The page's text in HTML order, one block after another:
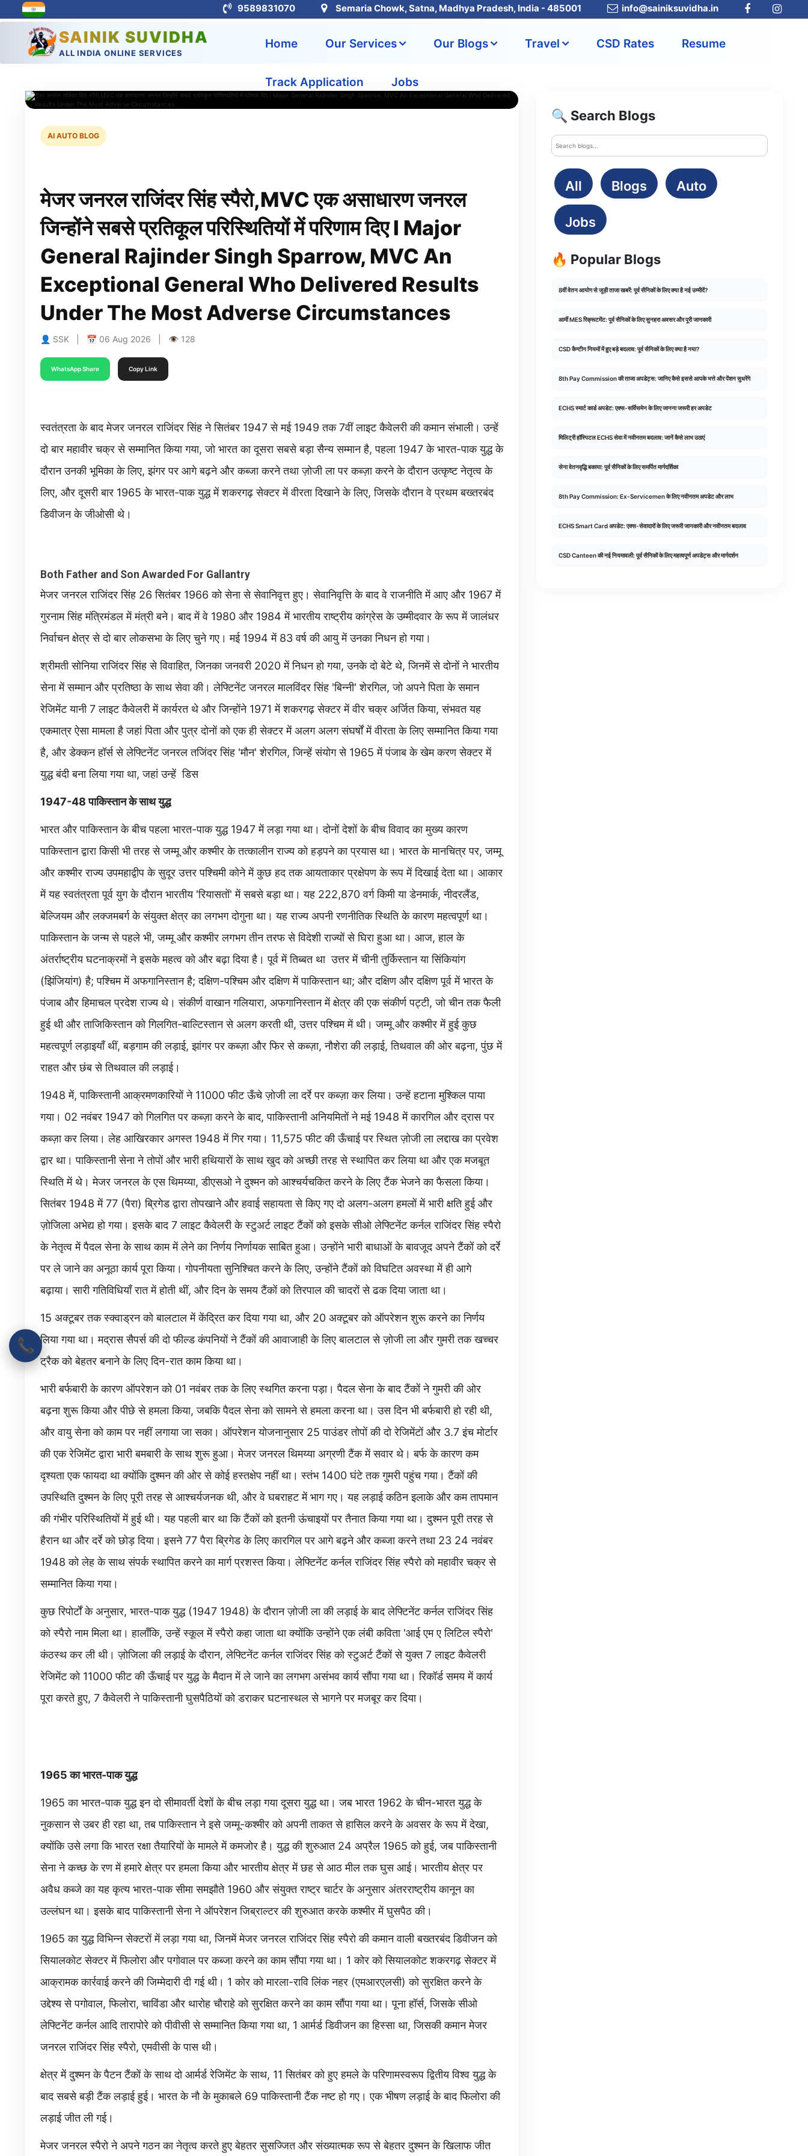
9589831070 Semaria Chowk, Satna, Madhya Pradesh, India - 485001 info@sainiksuvidha.in
SAINIK SUVIDHA
ALL INDIA ONLINE SERVICES
Home Our Services Our Blogs Travel CSD Rates Resume
Track Application Jobs
AI AUTO BLOG
मेजर जनरल राजिंदर सिंह स्पैरो,MVC एक असाधारण जनरल
जिन्होंने सबसे प्रतिकूल परिस्थितियों में परिणाम दिए I Major
General Rajinder Singh Sparrow, MVC An
Exceptional General Who Delivered Results
Under The Most Adverse Circumstances
👤 SSK | 📅 06 Aug 2026 | 👁 128
WhatsApp Share Copy Link
स्वतंत्रता के बाद मेजर जनरल राजिंदर सिंह ने सितंबर 1947 से मई 1949 तक 7वीं लाइट कैवेलरी की कमान संभाली। उन्हें
दो बार महावीर चक्र से सम्मानित किया गया, जो भारत का दूसरा सबसे बड़ा सैन्य सम्मान है, पहला 1947 के भारत-पाक युद्ध के
दौरान उनकी भूमिका के लिए, झंगर पर आगे बढ़ने और कब्जा करने तथा ज़ोजी ला पर कब्ज़ा करने के दौरान उत्कृष्ट नेतृत्व के
लिए, और दूसरी बार 1965 के भारत-पाक युद्ध में शकरगढ़ सेक्टर में वीरता दिखाने के लिए, जिसके दौरान वे प्रथम बख्तरबंद
डिवीजन के जीओसी थे।
Both Father and Son Awarded For Gallantry
मेजर जनरल राजिंदर सिंह 26 सितंबर 1966 को सेना से सेवानिवृत्त हुए। सेवानिवृत्ति के बाद वे राजनीति में आए और 1967 में
गुरनाम सिंह मंत्रिमंडल में मंत्री बने। बाद में वे 1980 और 1984 में भारतीय राष्ट्रीय कांग्रेस के उम्मीदवार के रूप में जालंधर
निर्वाचन क्षेत्र से दो बार लोकसभा के लिए चुने गए। मई 1994 में 83 वर्ष की आयु में उनका निधन हो गया।
श्रीमती सोनिया राजिंदर सिंह से विवाहित, जिनका जनवरी 2020 में निधन हो गया, उनके दो बेटे थे, जिनमें से दोनों ने भारतीय
सेना में सम्मान और प्रतिष्ठा के साथ सेवा की। लेफ्टिनेंट जनरल मालविंदर सिंह 'बिन्नी' शेरगिल, जो अपने पिता के समान
रेजिमेंट यानी 7 लाइट कैवेलरी में कार्यरत थे और जिन्होंने 1971 में शकरगढ़ सेक्टर में वीर चक्र अर्जित किया, संभवत यह
एकमात्र ऐसा मामला है जहां पिता और पुत्र दोनों को एक ही सेक्टर में अलग अलग संघर्षों में वीरता के लिए सम्मानित किया गया
है, और डेक्कन हॉर्स से लेफ्टिनेंट जनरल तजिंदर सिंह 'मौन' शेरगिल, जिन्हें संयोग से 1965 में पंजाब के खेम करण सेक्टर में
युद्ध बंदी बना लिया गया था, जहां उन्हें डिस
1947-48 पाकिस्तान के साथ युद्ध
भारत और पाकिस्तान के बीच पहला भारत-पाक युद्ध 1947 में लड़ा गया था। दोनों देशों के बीच विवाद का मुख्य कारण
पाकिस्तान द्वारा किसी भी तरह से जम्मू और कश्मीर के तत्कालीन राज्य को हड़पने का प्रयास था। भारत के मानचित्र पर, जम्मू
और कश्मीर राज्य उपमहाद्वीप के सुदूर उत्तर पश्चिमी कोने में कुछ हद तक आयताकार प्रक्षेपण के रूप में दिखाई देता था। आकार
में यह स्वतंत्रता पूर्व युग के दौरान भारतीय 'रियासतों' में सबसे बड़ा था। यह 222,870 वर्ग किमी या डेनमार्क, नीदरलैंड,
बेल्जियम और लक्जमबर्ग के संयुक्त क्षेत्र का लगभग दोगुना था। यह राज्य अपनी रणनीतिक स्थिति के कारण महत्वपूर्ण था।
पाकिस्तान के जन्म से पहले भी, जम्मू और कश्मीर लगभग तीन तरफ से विदेशी राज्यों से घिरा हुआ था। आज, हाल के
अंतर्राष्ट्रीय घटनाक्रमों ने इसके महत्व को और बढ़ा दिया है। पूर्व में तिब्बत था उत्तर में चीनी तुर्किस्तान या सिंकियांग
(झिंजियांग) है; पश्चिम में अफगानिस्तान है; दक्षिण-पश्चिम और दक्षिण में पाकिस्तान था; और दक्षिण और दक्षिण पूर्व में भारत के
पंजाब और हिमाचल प्रदेश राज्य थे। संकीर्ण वाखान गलियारा, अफगानिस्तान में क्षेत्र की एक संकीर्ण पट्टी, जो चीन तक फैली
हुई थी और ताजिकिस्तान को गिलगित-बाल्टिस्तान से अलग करती थी, उत्तर पश्चिम में थी। जम्मू और कश्मीर में हुई कुछ
महत्वपूर्ण लड़ाइयाँ थीं, बड़गाम की लड़ाई, झांगर पर कब्ज़ा और फिर से कब्ज़ा, नौशेरा की लड़ाई, तिथवाल की ओर बढ़ना, पुंछ में
राहत और छंब से तिथवाल की लड़ाई।
1948 में, पाकिस्तानी आक्रमणकारियों ने 11000 फीट ऊँचे ज़ोजी ला दर्रे पर कब्ज़ा कर लिया। उन्हें हटाना मुश्किल पाया
गया। 02 नवंबर 1947 को गिलगित पर कब्ज़ा करने के बाद, पाकिस्तानी अनियमितों ने मई 1948 में कारगिल और द्रास पर
कब्ज़ा कर लिया। लेह आखिरकार अगस्त 1948 में गिर गया। 11,575 फीट की ऊँचाई पर स्थित ज़ोजी ला लद्दाख का प्रवेश
द्वार था। पाकिस्तानी सेना ने तोपों और भारी हथियारों के साथ खुद को अच्छी तरह से स्थापित कर लिया था और एक मजबूत
स्थिति में थे। मेजर जनरल के एस थिमय्या, डीएसओ ने दुश्मन को आश्चर्यचकित करने के लिए टैंक भेजने का फैसला किया।
सितंबर 1948 में 77 (पैरा) ब्रिगेड द्वारा तोपखाने और हवाई सहायता से किए गए दो अलग-अलग हमलों में भारी क्षति हुई और
ज़ोजिला अभेद्य हो गया। इसके बाद 7 लाइट कैवेलरी के स्टुअर्ट लाइट टैंकों को इसके सीओ लेफ्टिनेंट कर्नल राजिंदर सिंह स्पैरो
के नेतृत्व में पैदल सेना के साथ काम में लेने का निर्णय निर्णायक साबित हुआ। उन्होंने भारी बाधाओं के बावजूद अपने टैंकों को दर्रे
पर ले जाने का अनूठा कार्य पूरा किया। गोपनीयता सुनिश्चित करने के लिए, उन्होंने टैंकों को विघटित अवस्था में ही आगे
बढ़ाया। सारी गतिविधियाँ रात में होती थीं, और दिन के समय टैंकों को तिरपाल की चादरों से ढक दिया जाता था।
15 अक्टूबर तक स्क्वाड्रन को बालटाल में केंद्रित कर दिया गया था, और 20 अक्टूबर को ऑपरेशन शुरू करने का निर्णय
लिया गया था। मद्रास सैपर्स की दो फील्ड कंपनियों ने टैंकों की आवाजाही के लिए बालटाल से ज़ोजी ला और गुमरी तक खच्चर
ट्रैक को बेहतर बनाने के लिए दिन-रात काम किया था।
भारी बर्फबारी के कारण ऑपरेशन को 01 नवंबर तक के लिए स्थगित करना पड़ा। पैदल सेना के बाद टैंकों ने गुमरी की ओर
बढ़ना शुरू किया और पीछे से हमला किया, जबकि पैदल सेना को सामने से हमला करना था। उस दिन भी बर्फबारी हो रही थी,
और वायु सेना को काम पर नहीं लगाया जा सका। ऑपरेशन योजनानुसार 25 पाउंडर तोपों की दो रेजिमेंटों और 3.7 इंच मोर्टार
की एक रेजिमेंट द्वारा भारी बमबारी के साथ शुरू हुआ। मेजर जनरल थिमय्या अग्रणी टैंक में सवार थे। बर्फ के कारण कम
दृश्यता एक फायदा था क्योंकि दुश्मन की ओर से कोई हस्तक्षेप नहीं था। स्तंभ 1400 घंटे तक गुमरी पहुंच गया। टैंकों की
उपस्थिति दुश्मन के लिए पूरी तरह से आश्चर्यजनक थी, और वे घबराहट में भाग गए। यह लड़ाई कठिन इलाके और कम तापमान
की गंभीर परिस्थितियों में हुई थी। यह पहली बार था कि टैंकों को इतनी ऊंचाइयों पर तैनात किया गया था। दुश्मन पूरी तरह से
हैरान था और दर्रे को छोड़ दिया। इसने 77 पैरा ब्रिगेड के लिए कारगिल पर आगे बढ़ने और कब्जा करने तथा 23 24 नवंबर
1948 को लेह के साथ संपर्क स्थापित करने का मार्ग प्रशस्त किया। लेफ्टिनेंट कर्नल राजिंदर सिंह स्पैरो को महावीर चक्र से
सम्मानित किया गया।
कुछ रिपोर्टों के अनुसार, भारत-पाक युद्ध (1947 1948) के दौरान ज़ोजी ला की लड़ाई के बाद लेफ्टिनेंट कर्नल राजिंदर सिंह
को स्पैरो नाम मिला था। हालाँकि, उन्हें स्कूल में स्पैरो कहा जाता था क्योंकि उन्होंने एक लंबी कविता 'आई एम ए लिटिल स्पैरो'
कंठस्थ कर ली थी। ज़ोजिला की लड़ाई के दौरान, लेफ्टिनेंट कर्नल राजिंदर सिंह को स्टुअर्ट टैंकों से युक्त 7 लाइट कैवेलरी
रेजिमेंट को 11000 फीट की ऊँचाई पर युद्ध के मैदान में ले जाने का लगभग असंभव कार्य सौंपा गया था। रिकॉर्ड समय में कार्य
पूरा करते हुए, 7 कैवेलरी ने पाकिस्तानी घुसपैठियों को डराकर घटनास्थल से भागने पर मजबूर कर दिया।
1965 का भारत-पाक युद्ध
1965 का भारत-पाक युद्ध इन दो सीमावर्ती देशों के बीच लड़ा गया दूसरा युद्ध था। जब भारत 1962 के चीन-भारत युद्ध के
नुकसान से उबर ही रहा था, तब पाकिस्तान ने इसे जम्मू-कश्मीर को अपनी ताकत से हासिल करने के अवसर के रूप में देखा,
क्योंकि उसे लगा कि भारत रक्षा तैयारियों के मामले में कमजोर है। युद्ध की शुरुआत 24 अप्रैल 1965 को हुई, जब पाकिस्तानी
सेना ने कच्छ के रण में हमारे क्षेत्र पर हमला किया और भारतीय क्षेत्र में छह से आठ मील तक घुस आई। भारतीय क्षेत्र पर
अवैध कब्जे का यह कृत्य भारत-पाक सीमा समझौते 1960 और संयुक्त राष्ट्र चार्टर के अनुसार अंतरराष्ट्रीय कानून का
उल्लंघन था। इसके बाद पाकिस्तानी सेना ने ऑपरेशन जिब्राल्टर की शुरुआत करके कश्मीर में घुसपैठ की।
1965 का युद्ध विभिन्न सेक्टरों में लड़ा गया था, जिनमें मेजर जनरल राजिंदर सिंह स्पैरो की कमान वाली बख्तरबंद डिवीजन को
सियालकोट सेक्टर में फिलोरा और पगोवाल पर कब्जा करने का काम सौंपा गया था। 1 कोर को सियालकोट शकरगढ़ सेक्टर में
आक्रामक कार्रवाई करने की जिम्मेदारी दी गई थी। 1 कोर को मारला-रावि लिंक नहर (एमआरएलसी) को सुरक्षित करने के
उद्देश्य से पगोवाल, फिलोरा, चाविंडा और थारोह चौराहे को सुरक्षित करने का काम सौंपा गया था। पूना हॉर्स, जिसके सीओ
लेफ्टिनेंट कर्नल आदि तारापोरे को पीवीसी से सम्मानित किया गया था, 1 आर्मर्ड डिवीजन का हिस्सा था, जिसकी कमान मेजर
जनरल राजिंदर सिंह स्पैरो, एमवीसी के पास थी।
क्षेत्र में दुश्मन के पैटन टैंकों के साथ दो आर्मर्ड रेजिमेंट के साथ, 11 सितंबर को हुए हमले के परिणामस्वरूप द्वितीय विश्व युद्ध के
बाद सबसे बड़ी टैंक लड़ाई हुई। भारत के नौ के मुकाबले 69 पाकिस्तानी टैंक नष्ट हो गए। एक भीषण लड़ाई के बाद फिलोरा की
लड़ाई जीत ली गई।
मेजर जनरल स्पैरो ने अपने गठन का नेतृत्व करते हुए बेहतर सुसज्जित और संख्यात्मक रूप से बेहतर दुश्मन के खिलाफ जीत
🔍 Search Blogs
All Blogs Auto
Jobs
🔥 Popular Blogs
8वीं वेतन आयोग से जुड़ी ताजा खबरें: पूर्व सैनिकों के लिए क्या है नई उम्मीदें?
आर्मी MES रिक्रूटमेंट: पूर्व सैनिकों के लिए सुनहरा अवसर और पूरी जानकारी
CSD कैन्टीन नियमों में हुए बड़े बदलाव: पूर्व सैनिकों के लिए क्या है नया?
8th Pay Commission की ताजा अपडेट्स: जानिए कैसे इससे आपके भत्ते और पेंशन सुधरेंगे
ECHS स्मार्ट कार्ड अपडेट: एक्स-सर्विसमेन के लिए जानना जरूरी हर अपडेट
मिलिट्री हॉस्पिटल ECHS सेवा में नवीनतम बदलाव: जानें कैसे लाभ उठाएं
सेना वेतनवृद्धि बकाया: पूर्व सैनिकों के लिए समर्पित मार्गदर्शिका
8th Pay Commission: Ex-Servicemen के लिए नवीनतम अपडेट और लाभ
ECHS Smart Card अपडेट: एक्स-सेवादारों के लिए जरूरी जानकारी और नवीनतम बदलाव
CSD Canteen की नई नियमावली: पूर्व सैनिकों के लिए महत्वपूर्ण अपडेट्स और मार्गदर्शन
📞